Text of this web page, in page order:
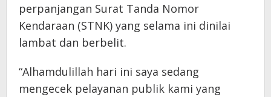
perpanjangan Surat Tanda Nomor
Kendaraan (STNK) yang selama ini dinilai
lambat dan berbelit.
“Alhamdulillah hari ini saya sedang
mengecek pelayanan publik kami yang